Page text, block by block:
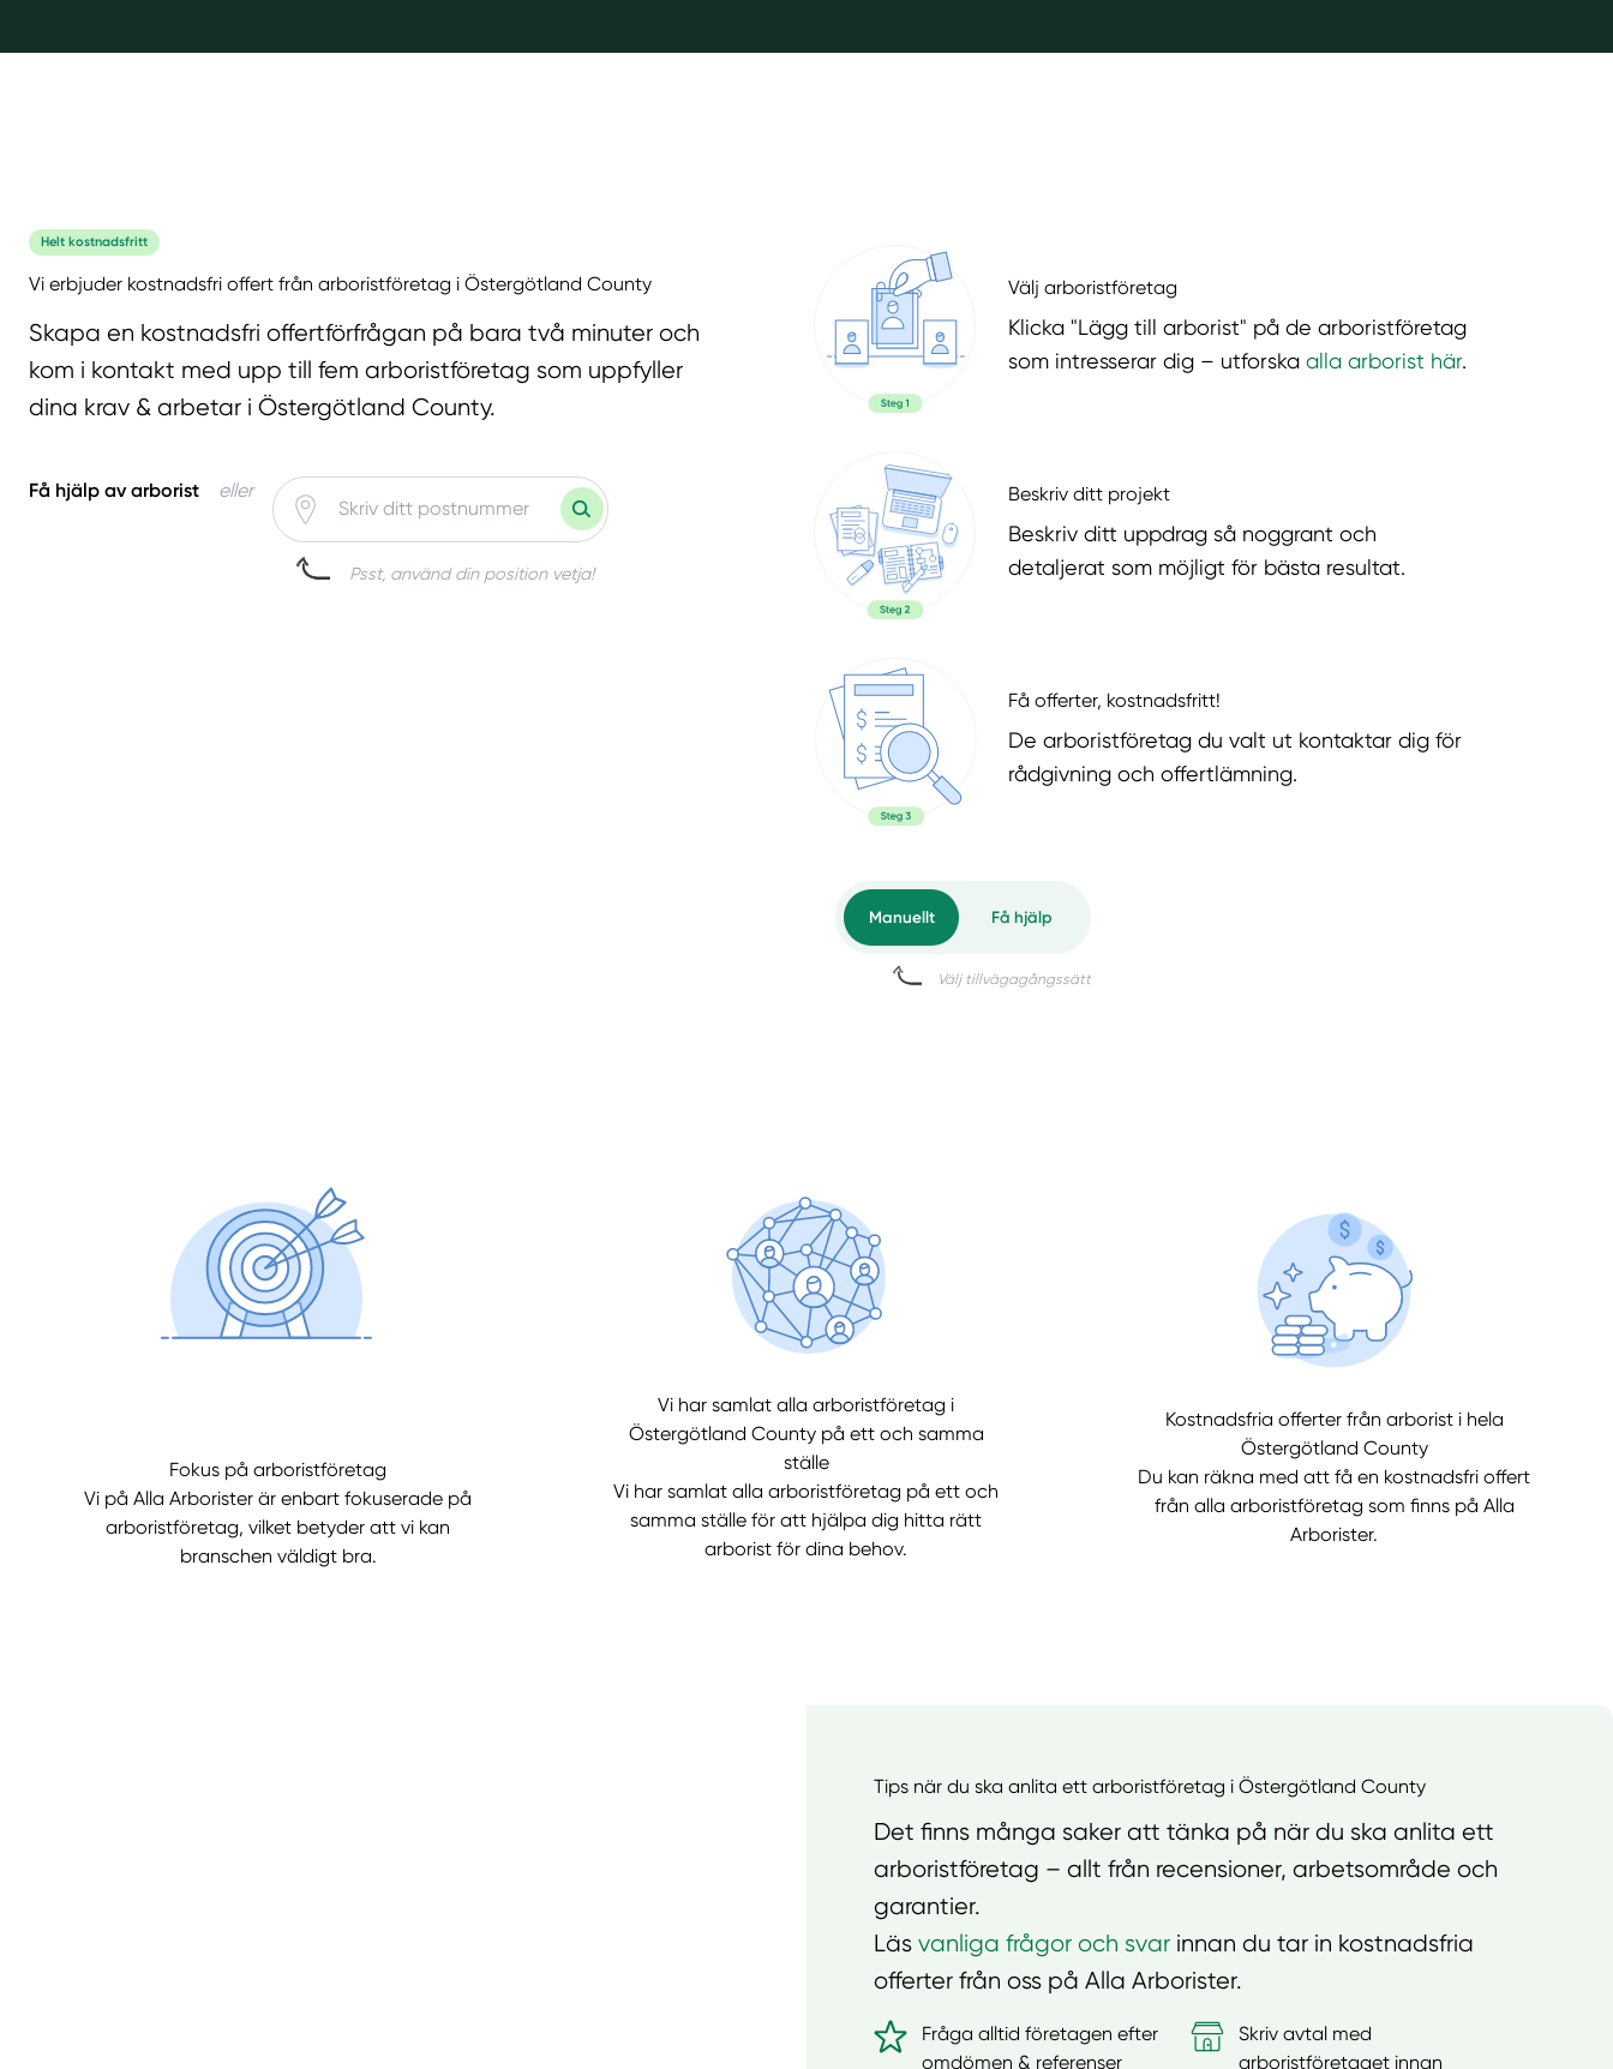
Helt kostnadsfritt
Vi erbjuder kostnadsfri offert från arboristföretag i Östergötland County
Skapa en kostnadsfri offertförfrågan på bara två minuter och
kom i kontakt med upp till fem arboristföretag som uppfyller
dina krav & arbetar i Östergötland County.
Få hjälp av arborist eller
Psst, använd din position vetja!
Välj arboristföretag
Klicka "Lägg till arborist" på de arboristföretag
som intresserar dig – utforska alla arborist här.
Beskriv ditt projekt
Beskriv ditt uppdrag så noggrant och
detaljerat som möjligt för bästa resultat.
Få offerter, kostnadsfritt!
De arboristföretag du valt ut kontaktar dig för
rådgivning och offertlämning.
Välj tillvägagångssätt
Fokus på arboristföretag
Vi på Alla Arborister är enbart fokuserade på
arboristföretag, vilket betyder att vi kan
branschen väldigt bra.
Vi har samlat alla arboristföretag i
Östergötland County på ett och samma
ställe
Vi har samlat alla arboristföretag på ett och
samma ställe för att hjälpa dig hitta rätt
arborist för dina behov.
Kostnadsfria offerter från arborist i hela
Östergötland County
Du kan räkna med att få en kostnadsfri offert
från alla arboristföretag som finns på Alla
Arborister.
Tips när du ska anlita ett arboristföretag i Östergötland County
Det finns många saker att tänka på när du ska anlita ett
arboristföretag – allt från recensioner, arbetsområde och
garantier.
Läs vanliga frågor och svar innan du tar in kostnadsfria
offerter från oss på Alla Arborister.
Fråga alltid företagen efter
omdömen & referenser
Skriv avtal med
arboristföretaget innan